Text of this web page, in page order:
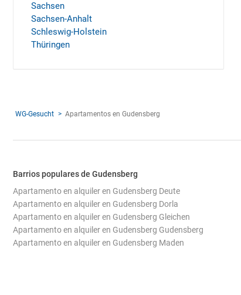
Sachsen
Sachsen-Anhalt
Schleswig-Holstein
Thüringen
WG-Gesucht Apartamentos en Gudensberg
Barrios populares de Gudensberg
Apartamento en alquiler en Gudensberg Deute
Apartamento en alquiler en Gudensberg Dorla
Apartamento en alquiler en Gudensberg Gleichen
Apartamento en alquiler en Gudensberg Gudensberg
Apartamento en alquiler en Gudensberg Maden